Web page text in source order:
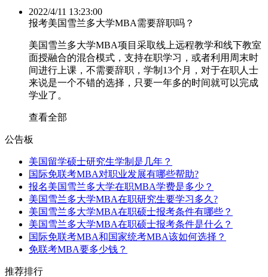
2022/4/11 13:23:00
报考美国雪兰多大学MBA需要辞职吗？
美国雪兰多大学MBA项目采取线上远程教学和线下教室
面授融合的混合模式，支持在职学习，或者利用周末时
间进行上课，不需要辞职，学制13个月，对于在职人士
来说是一个不错的选择，只要一年多的时间就可以完成
学业了。
查看全部
公告板
美国留学硕士研究生学制是几年？
国际免联考MBA对职业发展有哪些帮助?
报名美国雪兰多大学在职MBA学费是多少？
美国雪兰多大学MBA在职研究生要学习多久?
美国雪兰多大学MBA在职硕士报考条件有哪些？
美国雪兰多大学MBA在职硕士报考条件是什么？
国际免联考MBA和国家统考MBA该如何选择？
免联考MBA要多少钱？
推荐排行